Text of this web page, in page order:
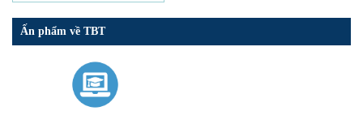
Ấn phẩm về TBT